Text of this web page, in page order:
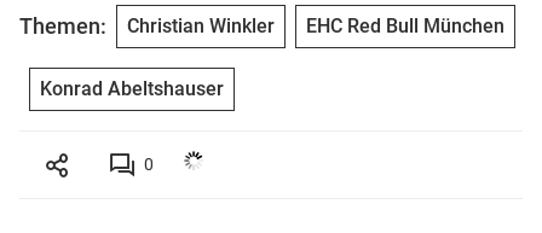
Themen: Christian Winkler EHC Red Bull München
Konrad Abeltshauser
0